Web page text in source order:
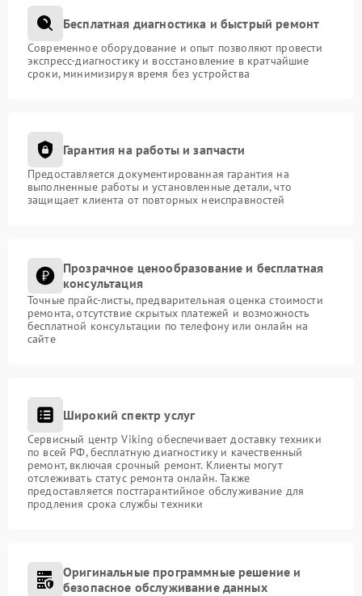
Бесплатная диагностика и быстрый ремонт
Современное оборудование и опыт позволяют провести
экспресс-диагностику и восстановление в кратчайшие
сроки, минимизируя время без устройства
Гарантия на работы и запчасти
Предоставляется документированная гарантия на
выполненные работы и установленные детали, что
защищает клиента от повторных неисправностей
Прозрачное ценообразование и бесплатная
консультация
Точные прайс-листы, предварительная оценка стоимости
ремонта, отсутствие скрытых платежей и возможность
бесплатной консультации по телефону или онлайн на
сайте
Широкий спектр услуг
Сервисный центр Viking обеспечивает доставку техники
по всей РФ, бесплатную диагностику и качественный
ремонт, включая срочный ремонт. Клиенты могут
отслеживать статус ремонта онлайн. Также
предоставляется постгарантийное обслуживание для
продления срока службы техники
Оригинальные программные решение и
безопасное обслуживание данных